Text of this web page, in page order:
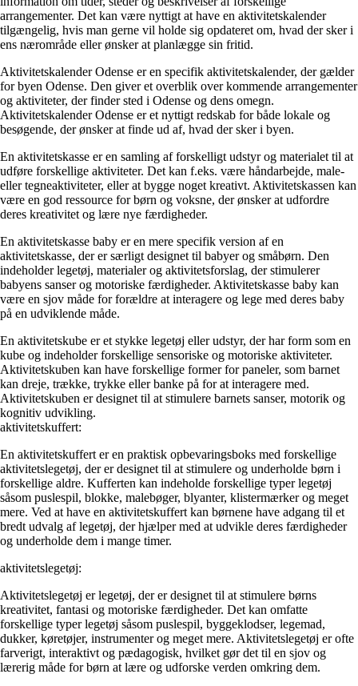
arrangementer. Det kan være nyttigt at have en aktivitetskalender
tilgængelig, hvis man gerne vil holde sig opdateret om, hvad der sker i
ens nærområde eller ønsker at planlægge sin fritid.
Aktivitetskalender Odense er en specifik aktivitetskalender, der gælder
for byen Odense. Den giver et overblik over kommende arrangementer
og aktiviteter, der finder sted i Odense og dens omegn.
Aktivitetskalender Odense er et nyttigt redskab for både lokale og
besøgende, der ønsker at finde ud af, hvad der sker i byen.
En aktivitetskasse er en samling af forskelligt udstyr og materialet til at
udføre forskellige aktiviteter. Det kan f.eks. være håndarbejde, male-
eller tegneaktiviteter, eller at bygge noget kreativt. Aktivitetskassen kan
være en god ressource for børn og voksne, der ønsker at udfordre
deres kreativitet og lære nye færdigheder.
En aktivitetskasse baby er en mere specifik version af en
aktivitetskasse, der er særligt designet til babyer og småbørn. Den
indeholder legetøj, materialer og aktivitetsforslag, der stimulerer
babyens sanser og motoriske færdigheder. Aktivitetskasse baby kan
være en sjov måde for forældre at interagere og lege med deres baby
på en udviklende måde.
En aktivitetskube er et stykke legetøj eller udstyr, der har form som en
kube og indeholder forskellige sensoriske og motoriske aktiviteter.
Aktivitetskuben kan have forskellige former for paneler, som barnet
kan dreje, trække, trykke eller banke på for at interagere med.
Aktivitetskuben er designet til at stimulere barnets sanser, motorik og
kognitiv udvikling.
aktivitetskuffert:
En aktivitetskuffert er en praktisk opbevaringsboks med forskellige
aktivitetslegetøj, der er designet til at stimulere og underholde børn i
forskellige aldre. Kufferten kan indeholde forskellige typer legetøj
såsom puslespil, blokke, malebøger, blyanter, klistermærker og meget
mere. Ved at have en aktivitetskuffert kan børnene have adgang til et
bredt udvalg af legetøj, der hjælper med at udvikle deres færdigheder
og underholde dem i mange timer.
aktivitetslegetøj:
Aktivitetslegetøj er legetøj, der er designet til at stimulere børns
kreativitet, fantasi og motoriske færdigheder. Det kan omfatte
forskellige typer legetøj såsom puslespil, byggeklodser, legemad,
dukker, køretøjer, instrumenter og meget mere. Aktivitetslegetøj er ofte
farverigt, interaktivt og pædagogisk, hvilket gør det til en sjov og
lærerig måde for børn at lære og udforske verden omkring dem.